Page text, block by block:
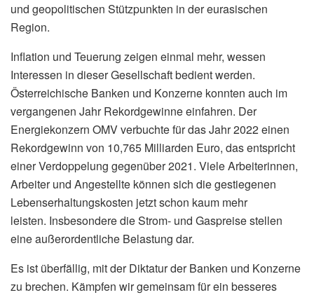
und geopolitischen Stützpunkten in der eurasischen
Region.
Inflation und Teuerung zeigen einmal mehr, wessen
Interessen in dieser Gesellschaft bedient werden.
Österreichische Banken und Konzerne konnten auch im
vergangenen Jahr Rekordgewinne einfahren. Der
Energiekonzern OMV verbuchte für das Jahr 2022 einen
Rekordgewinn von 10,765 Milliarden Euro, das entspricht
einer Verdoppelung gegenüber 2021. Viele Arbeiterinnen,
Arbeiter und Angestellte können sich die gestiegenen
Lebenserhaltungskosten jetzt schon kaum mehr
leisten. Insbesondere die Strom- und Gaspreise stellen
eine außerordentliche Belastung dar.
Es ist überfällig, mit der Diktatur der Banken und Konzerne
zu brechen. Kämpfen wir gemeinsam für ein besseres